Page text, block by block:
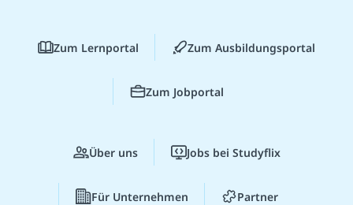
Zum Lernportal Zum Ausbildungsportal
Zum Jobportal
Über uns Jobs bei Studyflix
Für Unternehmen Partner